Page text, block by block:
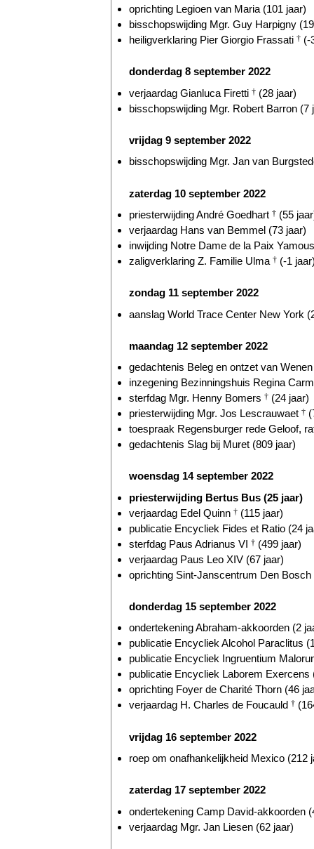
oprichting Legioen van Maria (101 jaar)
bisschopswijding Mgr. Guy Harpigny
heiligverklaring Pier Giorgio Frassati † (-
donderdag 8 september 2022
verjaardag Gianluca Firetti † (28 jaar)
bisschopswijding Mgr. Robert Barron (7
vrijdag 9 september 2022
bisschopswijding Mgr. Jan van
zaterdag 10 september 2022
priesterwijding André Goedhart † (55
verjaardag Hans van Bemmel (73 jaar)
inwijding Notre Dame de la Paix
zaligverklaring Z. Familie Ulma † (-1
zondag 11 september 2022
aanslag World Trace Center New York
maandag 12 september 2022
gedachtenis Beleg en ontzet van
inzegening Bezinningshuis Regina
sterfdag Mgr. Henny Bomers † (24 jaar)
priesterwijding Mgr. Jos Lescrauwaet †
toespraak Regensburger rede Geloof,
gedachtenis Slag bij Muret (809 jaar)
woensdag 14 september 2022
priesterwijding Bertus Bus (25 jaar)
verjaardag Edel Quinn † (115 jaar)
publicatie Encycliek Fides et Ratio (24
sterfdag Paus Adrianus VI † (499 jaar)
verjaardag Paus Leo XIV (67 jaar)
oprichting Sint-Janscentrum Den Bosch
donderdag 15 september 2022
ondertekening Abraham-akkoorden (2
publicatie Encycliek Alcohol Paraclitus
publicatie Encycliek Ingruentium
publicatie Encycliek Laborem Exercens
oprichting Foyer de Charité Thorn (46
verjaardag H. Charles de Foucauld †
vrijdag 16 september 2022
roep om onafhankelijkheid Mexico (212
zaterdag 17 september 2022
ondertekening Camp David-akkoorden
verjaardag Mgr. Jan Liesen (62 jaar)